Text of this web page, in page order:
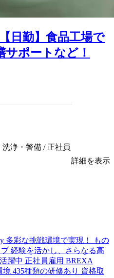
日勤】食品工場で
サポートなど！
浄・警備 / 正社員
詳細を表示